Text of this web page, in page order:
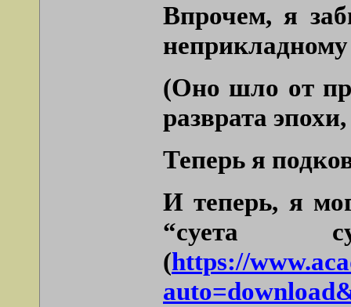
Впрочем, я
неприкладному
(Оно шло от
разврата
Теперь я
И теперь, я
“суета
(https://